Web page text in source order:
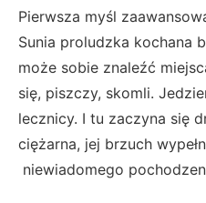
Pierwsza myśl
Sunia proludzka kochana
może sobie znaleźć
się, piszczy, skomli.
lecznicy. I tu zaczyna się
ciężarna, jej brzuch
niewiadomego